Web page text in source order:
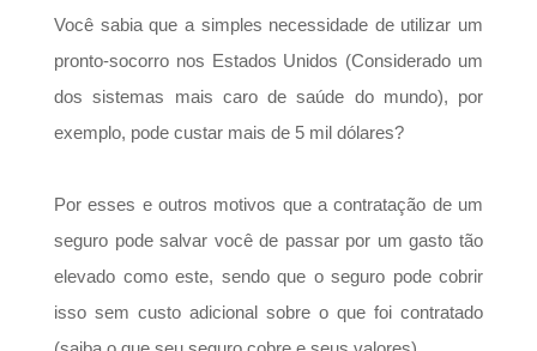
Você sabia que a simples necessidade de utilizar um
pronto-socorro nos Estados Unidos (Considerado um
dos sistemas mais caro de saúde do mundo), por
exemplo, pode custar mais de 5 mil dólares?
Por esses e outros motivos que a contratação de um
seguro pode salvar você de passar por um gasto tão
elevado como este, sendo que o seguro pode cobrir
isso sem custo adicional sobre o que foi contratado